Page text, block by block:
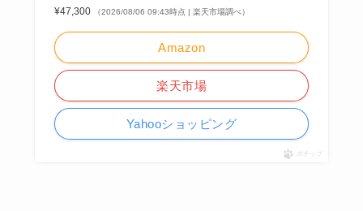
¥47,300
（2026/08/06 09:43時点 | 楽天市場調べ）
Amazon
楽天市場
Yahooショッピング
ポチップ